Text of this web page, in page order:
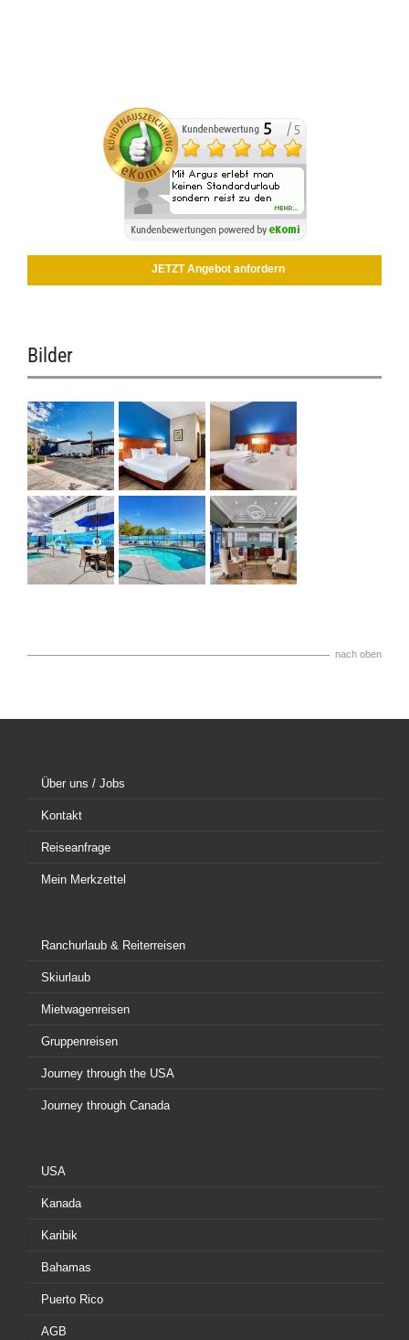
JETZT Angebot anfordern
Bilder
nach oben
Über uns / Jobs
Kontakt
Reiseanfrage
Mein Merkzettel
Ranchurlaub & Reiterreisen
Skiurlaub
Mietwagenreisen
Gruppenreisen
Journey through the USA
Journey through Canada
USA
Kanada
Karibik
Bahamas
Puerto Rico
AGB